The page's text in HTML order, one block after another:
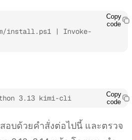
install.ps1 | Invoke-
Copy
code
3.13 kimi-cli
Copy
code
อบด้วยคำสั่งต่อไปนี้ และตรวจ